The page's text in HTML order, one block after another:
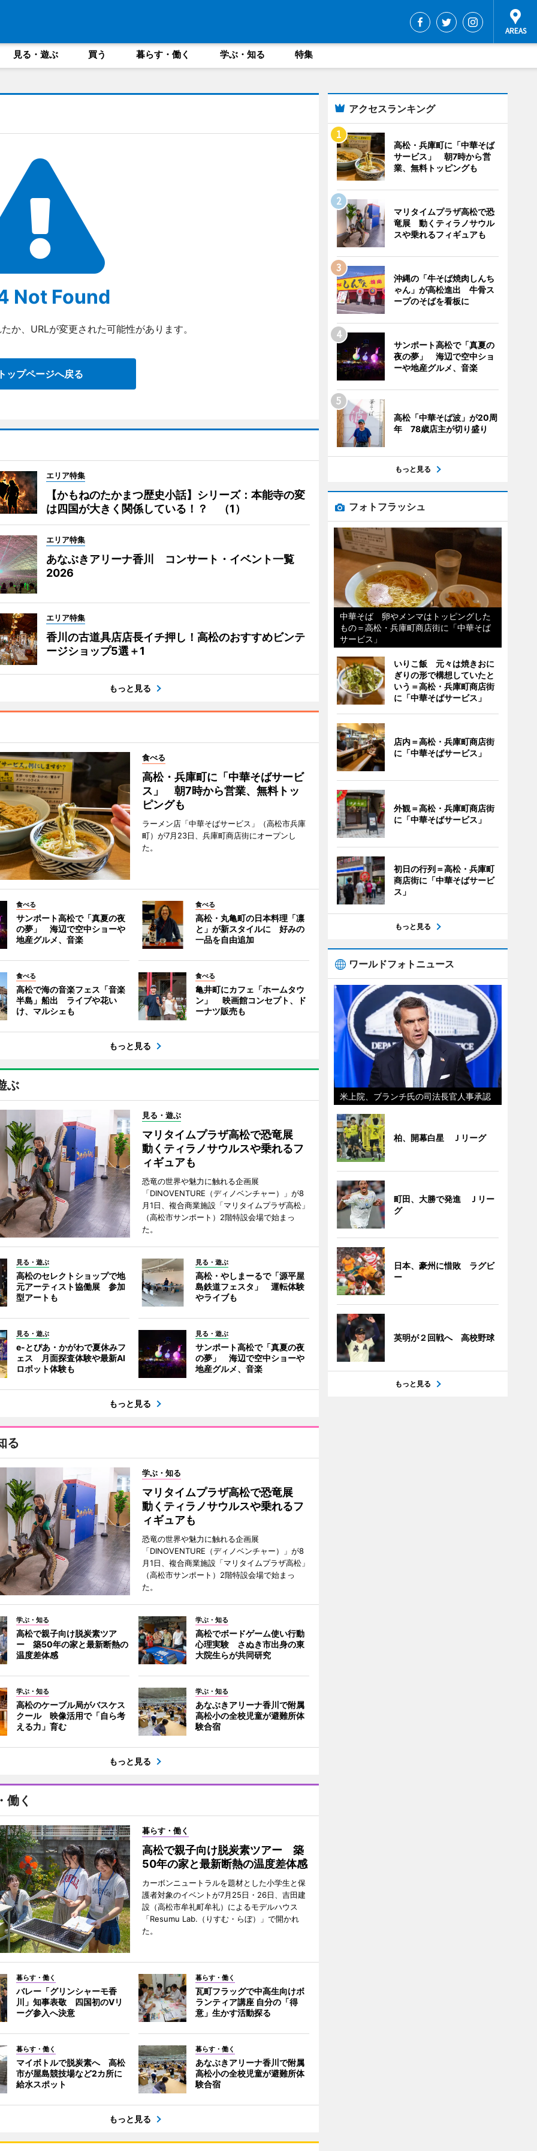
見る・遊ぶ 買う 暮らす・働く 学ぶ・知る 特集
Not Found
か、URLが変更された可能性があります。
ップページへ戻る
エリア特集
【かもねのたかまつ歴史小話】シリーズ：本能寺の変
は四国が大きく関係している！？ （1）
エリア特集
あなぶきアリーナ香川 コンサート・イベント一覧
2026
エリア特集
香川の古道具店店長イチ押し！高松のおすすめビンテ
ージショップ5選＋1
もっと見る
食べる
高松・兵庫町に「中華そばサービ
ス」 朝7時から営業、無料トッ
ピングも
ラーメン店「中華そばサービス」（高松市兵庫
町）が7月23日、兵庫町商店街にオープンし
た。
食べる
サンポート高松で「真夏の夜
の夢」 海辺で空中ショーや
地産グルメ、音楽
食べる
高松・丸亀町の日本料理「凛
と」が新スタイルに 好みの
一品を自由追加
食べる
高松で海の音楽フェス「音楽
半島」船出 ライブや花い
け、マルシェも
食べる
亀井町にカフェ「ホームタウ
ン」 映画館コンセプト、ド
ーナツ販売も
もっと見る
ぶ
見る・遊ぶ
マリタイムプラザ高松で恐竜展
動くティラノサウルスや乗れるフ
ィギュアも
恐竜の世界や魅力に触れる企画展
「DINOVENTURE（ディノベンチャー）」が8
月1日、複合商業施設「マリタイムプラザ高松」
（高松市サンポート）2階特設会場で始まっ
た。
見る・遊ぶ
高松のセレクトショップで地
元アーティスト協働展 参加
型アートも
見る・遊ぶ
高松・やしまーるで「源平屋
島鉄道フェスタ」 運転体験
やライブも
見る・遊ぶ
e-とぴあ・かがわで夏休みフ
ェス 月面探査体験や最新AI
ロボット体験も
見る・遊ぶ
サンポート高松で「真夏の夜
の夢」 海辺で空中ショーや
地産グルメ、音楽
もっと見る
る
学ぶ・知る
マリタイムプラザ高松で恐竜展
動くティラノサウルスや乗れるフ
ィギュアも
恐竜の世界や魅力に触れる企画展
「DINOVENTURE（ディノベンチャー）」が8
月1日、複合商業施設「マリタイムプラザ高松」
（高松市サンポート）2階特設会場で始まっ
た。
学ぶ・知る
高松で親子向け脱炭素ツア
ー 築50年の家と最新断熱の
温度差体感
学ぶ・知る
高松でボードゲーム使い行動
心理実験 さぬき市出身の東
大院生らが共同研究
学ぶ・知る
高松のケーブル局がバスケス
クール 映像活用で「自ら考
える力」育む
学ぶ・知る
あなぶきアリーナ香川で附属
高松小の全校児童が避難所体
験合宿
もっと見る
働く
暮らす・働く
高松で親子向け脱炭素ツアー 築
50年の家と最新断熱の温度差体感
カーボンニュートラルを題材とした小学生と保
護者対象のイベントが7月25日・26日、吉田建
設（高松市牟礼町牟礼）によるモデルハウス
「Resumu Lab.（りすむ・らぼ）」で開かれ
た。
暮らす・働く
バレー「グリンシャーモ香
川」知事表敬 四国初のVリ
ーグ参入へ決意
暮らす・働く
瓦町フラッグで中高生向けボ
ランティア講座 自分の「得
意」生かす活動探る
暮らす・働く
マイボトルで脱炭素へ 高松
市が屋島競技場など2カ所に
給水スポット
暮らす・働く
あなぶきアリーナ香川で附属
高松小の全校児童が避難所体
験合宿
もっと見る
アクセスランキング
高松・兵庫町に「中華そば
サービス」 朝7時から営
業、無料トッピングも
マリタイムプラザ高松で恐
竜展 動くティラノサウル
スや乗れるフィギュアも
沖縄の「牛そば焼肉しんち
ゃん」が高松進出 牛骨ス
ープのそばを看板に
サンポート高松で「真夏の
夜の夢」 海辺で空中ショ
ーや地産グルメ、音楽
高松「中華そば波」が20周
年 78歳店主が切り盛り
もっと見る
フォトフラッシュ
中華そば 卵やメンマはトッピングした
もの＝高松・兵庫町商店街に「中華そば
サービス」
いりこ飯 元々は焼きおに
ぎりの形で構想していたと
いう＝高松・兵庫町商店街
に「中華そばサービス」
店内＝高松・兵庫町商店街
に「中華そばサービス」
外観＝高松・兵庫町商店街
に「中華そばサービス」
初日の行列＝高松・兵庫町
商店街に「中華そばサービ
ス」
もっと見る
ワールドフォトニュース
米上院、ブランチ氏の司法長官人事承認
柏、開幕白星 Ｊリーグ
町田、大勝で発進 Ｊリー
グ
日本、豪州に惜敗 ラグビ
ー
英明が２回戦へ 高校野球
もっと見る